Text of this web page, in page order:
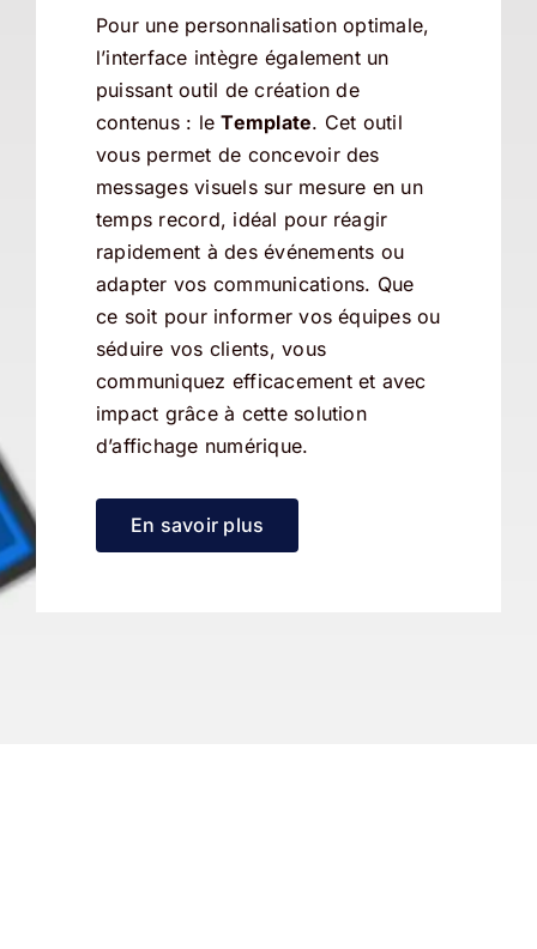
Pour une personnalisation optimale,
l’interface intègre également un
puissant outil de création de
contenus : leTemplate. Cet outil
vous permet de concevoir des
messages visuels sur mesure en un
temps record, idéal pour réagir
rapidement à des événements ou
adapter vos communications. Que
ce soit pour informer vos équipes ou
séduire vos clients, vous
communiquez efficacement et avec
impact grâce à cette solution
d’affichage numérique.
En savoir plus